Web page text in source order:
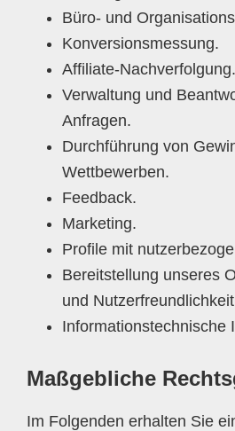
Büro- und
Konversionsmessung.
Affiliate-Nachverfolgung.
Verwaltung und
Anfragen.
Durchführung von
Wettbewerben.
Feedback.
Marketing.
Profile mit
Bereitstellung unseres
und
Informationstechnische
Maßgebliche
Im Folgenden erhalten Sie